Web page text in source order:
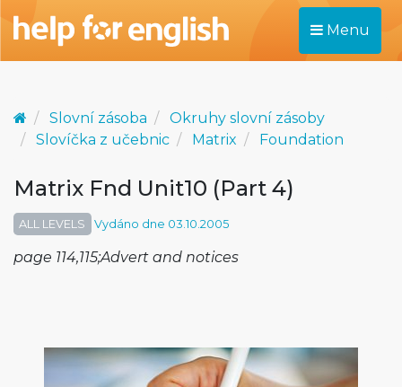
Menu
Slovní zásoba
Okruhy slovní zásoby
Slovíčka z učebnic
Matrix Foundation
Matrix Fnd Unit10 (Part 4)
ALL LEVELS Vydáno dne 03.10.2005
page 114,115;Advert and notices